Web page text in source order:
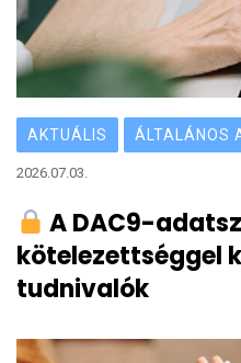
AKTUÁLIS ÁLTALÁNOS
2026.07.03.
A DAC9-
kötelezettséggel
tudnivalók